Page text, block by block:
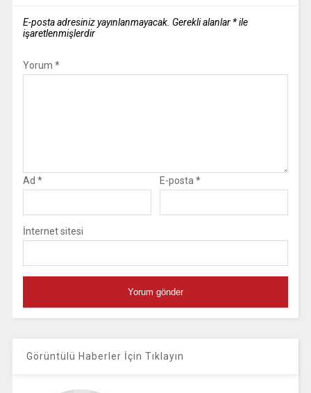
E-posta adresiniz yayınlanmayacak. Gerekli alanlar *ile
işaretlenmişlerdir
Yorum *
Ad * E-posta *
İnternet sitesi
Görüntülü Haberler İçin Tıklayın